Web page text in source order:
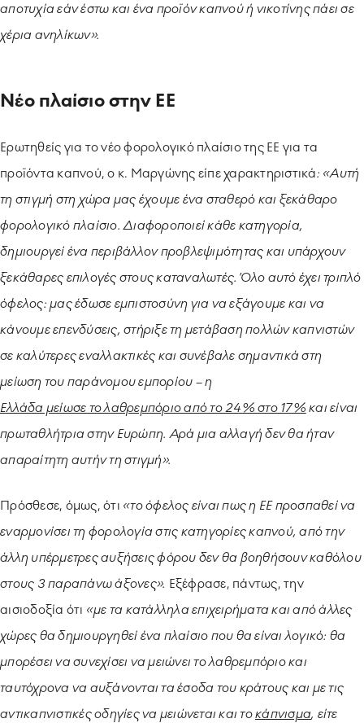
αποτυχία εάν έστω και ένα προϊόν καπνού ή νικοτίνης πάει σε
χέρια ανηλίκων».
Νέο πλαίσιο στην ΕΕ
Ερωτηθείς για το νέο φορολογικό πλαίσιο της ΕΕ για τα
προϊόντα καπνού, ο κ. Μαργώνης είπε χαρακτηριστικά: «Αυτή
τη στιγμή στη χώρα μας έχουμε ένα σταθερό και ξεκάθαρο
φορολογικό πλαίσιο. Διαφοροποιεί κάθε κατηγορία,
δημιουργεί ένα περιβάλλον προβλεψιμότητας και υπάρχουν
ξεκάθαρες επιλογές στους καταναλωτές. Όλο αυτό έχει τριπλό
όφελος: μας έδωσε εμπιστοσύνη για να εξάγουμε και να
κάνουμε επενδύσεις, στήριξε τη μετάβαση πολλών καπνιστών
σε καλύτερες εναλλακτικές και συνέβαλε σημαντικά στη
μείωση του παράνομου εμπορίου – η
Ελλάδα μείωσε το λαθρεμπόριο από το 24% στο 17% και είναι
πρωταθλήτρια στην Ευρώπη. Αρά μια αλλαγή δεν θα ήταν
απαραίτητη αυτήν τη στιγμή».
Πρόσθεσε, όμως, ότι «το όφελος είναι πως η ΕΕ προσπαθεί να
εναρμονίσει τη φορολογία στις κατηγορίες καπνού, από την
άλλη υπέρμετρες αυξήσεις φόρου δεν θα βοηθήσουν καθόλου
στους 3 παραπάνω άξονες». Εξέφρασε, πάντως, την
αισιοδοξία ότι «με τα κατάλληλα επιχειρήματα και από άλλες
χώρες θα δημιουργηθεί ένα πλαίσιο που θα είναι λογικό: θα
μπορέσει να συνεχίσει να μειώνει το λαθρεμπόριο και
ταυτόχρονα να αυξάνονται τα έσοδα του κράτους και με τις
αντικαπνιστικές οδηγίες να μειώνεται και τοκάπνισμα, είτε